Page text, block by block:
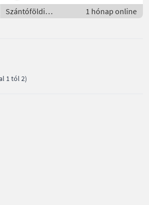
Szántóföldi
betakarítógépek /
1 hónap online
1 tól 2)